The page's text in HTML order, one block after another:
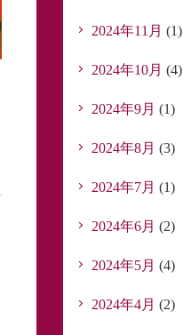
2024年11月 (1)
2024年10月 (4)
2024年9月 (1)
2024年8月 (3)
2024年7月 (1)
2024年6月 (2)
2024年5月 (4)
2024年4月 (2)